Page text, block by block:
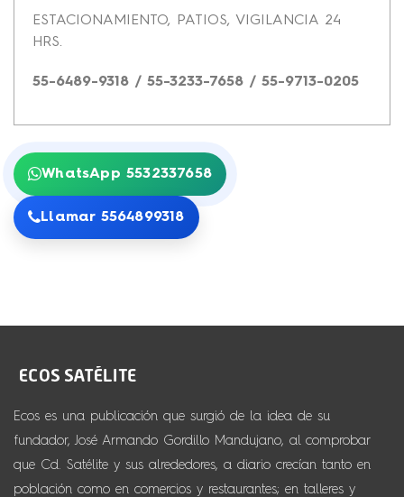
ESTACIONAMIENTO, PATIOS, VIGILANCIA 24
HRS.
55-6489-9318 / 55-3233-7658 / 55-9713-0205
WhatsApp 5532337658
Llamar 5564899318
Ecos es una publicación que surgió de la idea de su
fundador, José Armando Gordillo Mandujano, al comprobar
que Cd. Satélite y sus alrededores, a diario crecían tanto en
población como en comercios y restaurantes; en talleres y